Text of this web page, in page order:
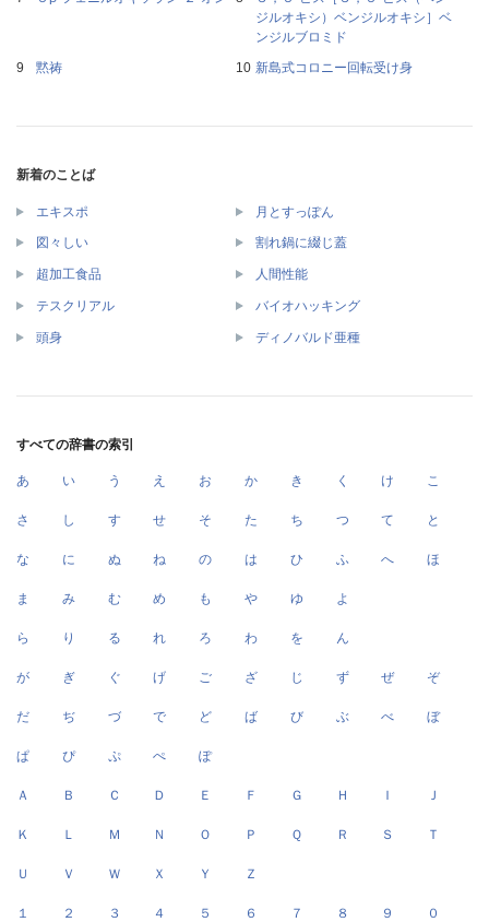
ジルオキシ）ベンジルオキシ］ベ
ンジルブロミド
黙祷
新島式コロニー回転受け身
新着のことば
エキスポ 月とすっぽん
図々しい 割れ鍋に綴じ蓋
超加工食品 人間性能
テスクリアル バイオハッキング
頭身 ディノバルド亜種
すべての辞書の索引
あ い う え お か き く け こ
さ し す せ そ た ち つ て と
な に ぬ ね の は ひ ふ へ ほ
ま み む め も や ゆ よ
ら り る れ ろ わ を ん
が ぎ ぐ げ ご ざ じ ず ぜ ぞ
だ ぢ づ で ど ば び ぶ べ ぼ
ぱ ぴ ぷ ぺ ぽ
Ａ Ｂ Ｃ Ｄ Ｅ Ｆ Ｇ Ｈ Ｉ Ｊ
Ｋ Ｌ Ｍ Ｎ Ｏ Ｐ Ｑ Ｒ Ｓ Ｔ
Ｕ Ｖ Ｗ Ｘ Ｙ Ｚ
１ ２ ３ ４ ５ ６ ７ ８ ９ ０